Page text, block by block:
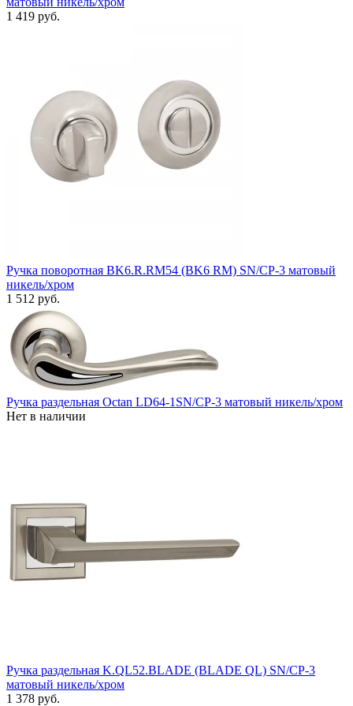
1 419 руб.
Ручка поворотная BK6.R.RM54 (BK6 RM) SN/CP-3 матовый
никель/хром
1 512 руб.
Ручка раздельная Octan LD64-1SN/CP-3 матовый никель/хром
Нет в наличии
Ручка раздельная K.QL52.BLADE (BLADE QL) SN/CP-3
матовый никель/хром
1 378 руб.